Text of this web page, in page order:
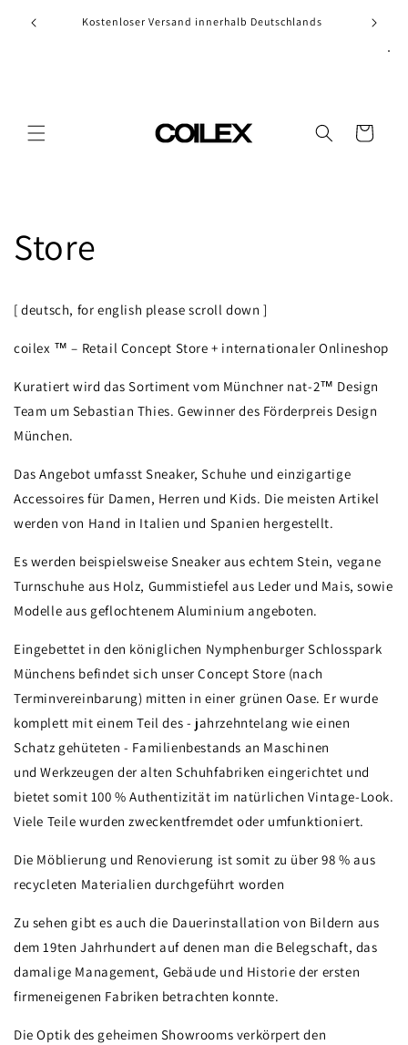
content
Kostenloser Versand innerhalb Deutschlands
Cart
Store
[ deutsch, for english please scroll down ]
coilex ™ – Retail Concept Store + internationaler Onlineshop
Kuratiert wird das Sortiment vom Münchner nat-2™ Design
Team um Sebastian Thies. Gewinner des Förderpreis Design
München.
Das Angebot umfasst Sneaker, Schuhe und einzigartige
Accessoires für Damen, Herren und Kids. Die meisten Artikel
werden von Hand in Italien und Spanien hergestellt.
Es werden beispielsweise Sneaker aus echtem Stein, vegane
Turnschuhe aus Holz, Gummistiefel aus Leder und Mais, sowie
Modelle aus geflochtenem Aluminium angeboten.
Eingebettet in den königlichen Nymphenburger Schlosspark
Münchens befindet sich unser Concept Store (nach
Terminvereinbarung) mitten in einer grünen Oase. Er wurde
komplett mit einem Teil des - jahrzehntelang wie einen
Schatz gehüteten - Familienbestands an Maschinen
und Werkzeugen der alten Schuhfabriken eingerichtet und
bietet somit 100 % Authentizität im natürlichen Vintage-Look.
Viele Teile wurden zweckentfremdet oder umfunktioniert.
Die Möblierung und Renovierung ist somit zu über 98 % aus
recycleten Materialien durchgeführt worden
Zu sehen gibt es auch die Dauerinstallation von Bildern aus
dem 19ten Jahrhundert auf denen man die Belegschaft, das
damalige Management, Gebäude und Historie der ersten
firmeneigenen Fabriken betrachten konnte.
Die Optik des geheimen Showrooms verkörpert den